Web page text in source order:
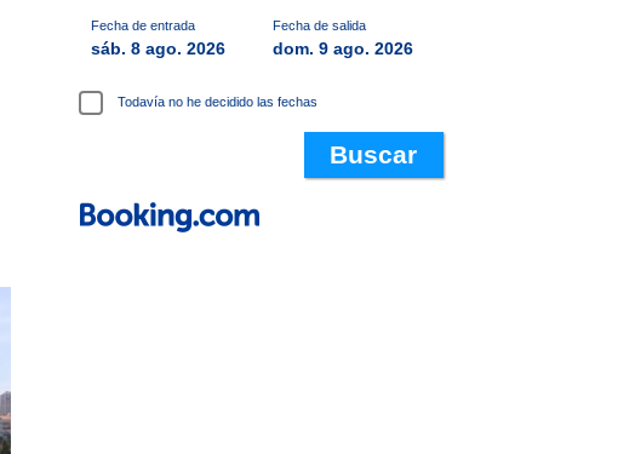
Fecha de entrada
sáb. 8 ago. 2026
Fecha de salida
dom. 9 ago. 2026
Todavía no he decidido las fechas